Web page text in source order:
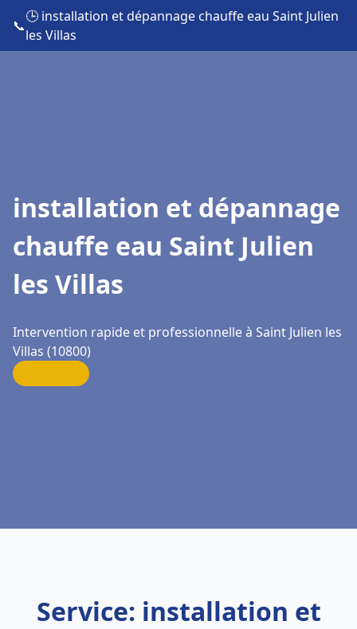
📞
🕒 installation et dépannage chauffe eau Saint Julien
les Villas
installation et dépannage
chauffe eau Saint Julien
les Villas
Intervention rapide et professionnelle à Saint Julien les
Villas (10800)
Service: installation et